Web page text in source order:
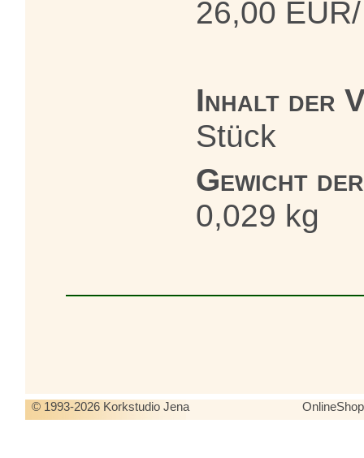
26,00
Inhalt der
Stück
Gewicht
0,029 kg
© 1993-2026 Korkstudio Jena